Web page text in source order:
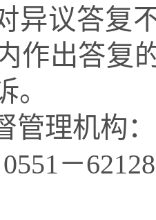
异议答复
作出答复
。
管理机构：
0551－